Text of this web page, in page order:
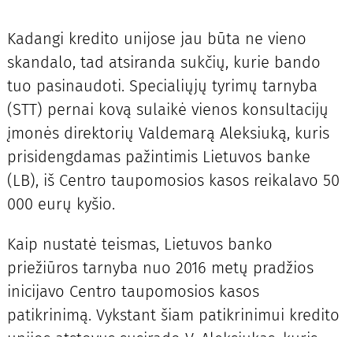
Kadangi kredito unijose jau būta ne vieno
skandalo, tad atsiranda sukčių, kurie bando
tuo pasinaudoti. Specialiųjų tyrimų tarnyba
(STT) pernai kovą sulaikė vienos konsultacijų
įmonės direktorių Valdemarą Aleksiuką, kuris
prisidengdamas pažintimis Lietuvos banke
(LB), iš Centro taupomosios kasos reikalavo 50
000 eurų kyšio.
Kaip nustatė teismas, Lietuvos banko
priežiūros tarnyba nuo 2016 metų pradžios
inicijavo Centro taupomosios kasos
patikrinimą. Vykstant šiam patikrinimui kredito